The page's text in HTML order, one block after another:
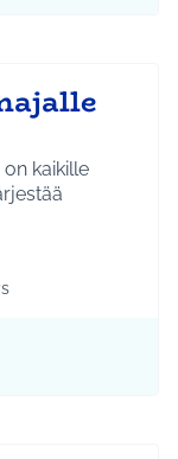
kaikille
Hyvinvointi ja